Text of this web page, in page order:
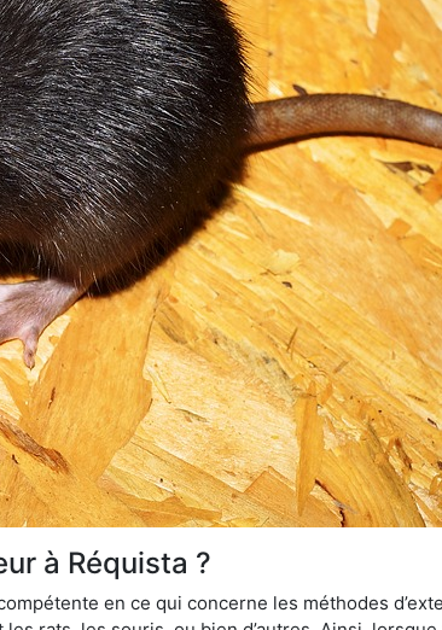
à Réquista ?
en ce qui concerne les méthodes